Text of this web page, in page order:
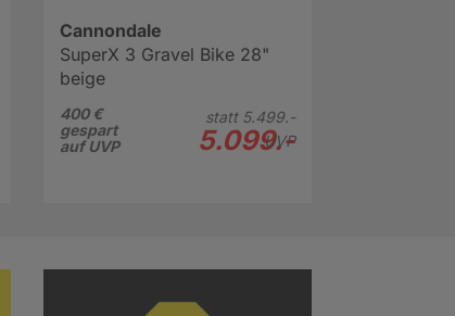
Cannondale
SuperX 3 Gravel Bike 28"
beige
400 €
gespart
auf UVP
statt 5.499.-
UVP
5.099.-